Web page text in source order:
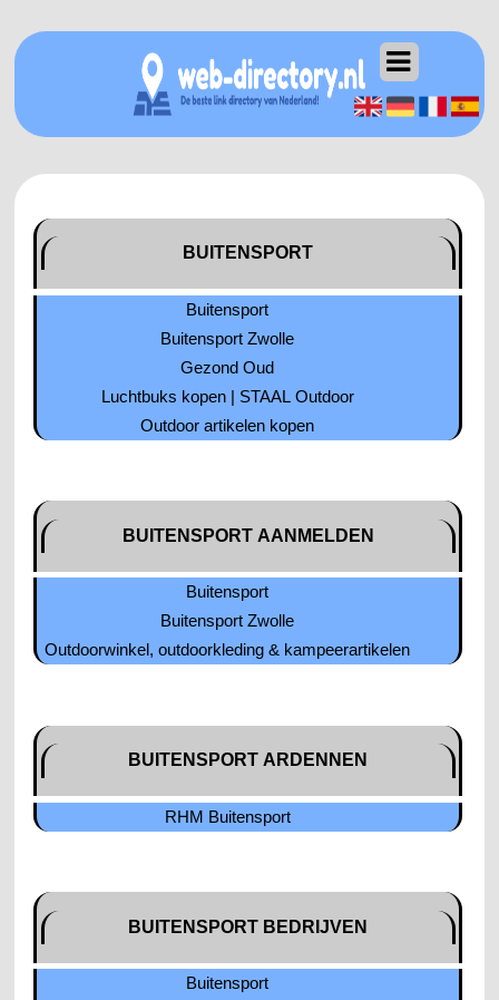
BUITENSPORT
Buitensport
Buitensport Zwolle
Gezond Oud
Luchtbuks kopen | STAAL Outdoor
Outdoor artikelen kopen
BUITENSPORT AANMELDEN
Buitensport
Buitensport Zwolle
Outdoorwinkel, outdoorkleding & kampeerartikelen
BUITENSPORT ARDENNEN
RHM Buitensport
BUITENSPORT BEDRIJVEN
Buitensport